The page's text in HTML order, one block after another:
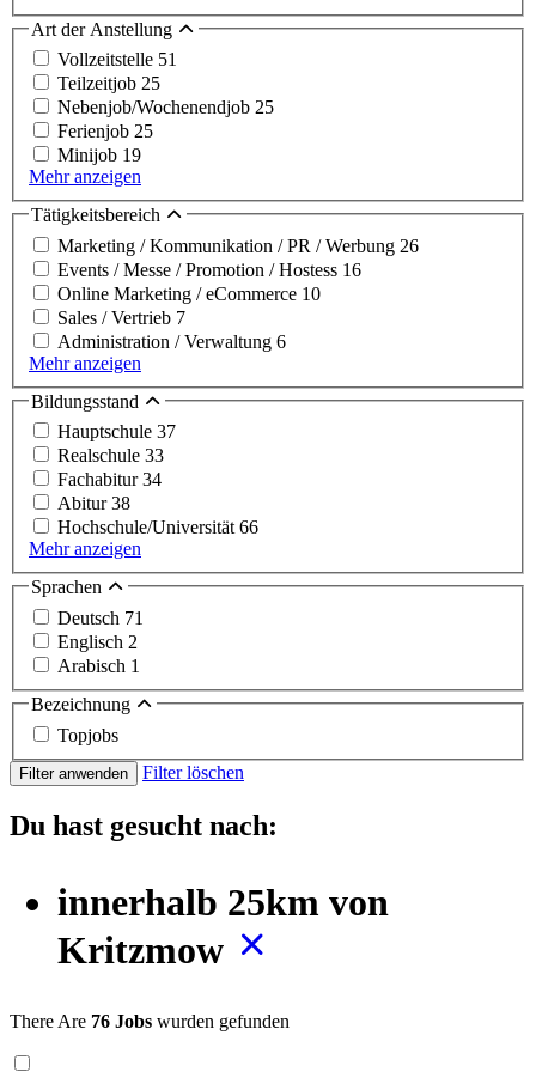
Art der Anstellung
Vollzeitstelle 51
Teilzeitjob 25
Nebenjob/Wochenendjob 25
Ferienjob 25
Minijob 19
Mehr anzeigen
Tätigkeitsbereich
Marketing / Kommunikation / PR / Werbung 26
Events / Messe / Promotion / Hostess 16
Online Marketing / eCommerce 10
Sales / Vertrieb 7
Administration / Verwaltung 6
Mehr anzeigen
Bildungsstand
Hauptschule 37
Realschule 33
Fachabitur34
Abitur38
Hochschule/Universität66
Mehr anzeigen
Sprachen
Deutsch 71
Englisch 2
Arabisch 1
Bezeichnung
Topjobs
Filter anwenden Filter löschen
Du hast gesucht nach:
innerhalb 25km von
Kritzmow
There Are 76 Jobs wurden gefunden